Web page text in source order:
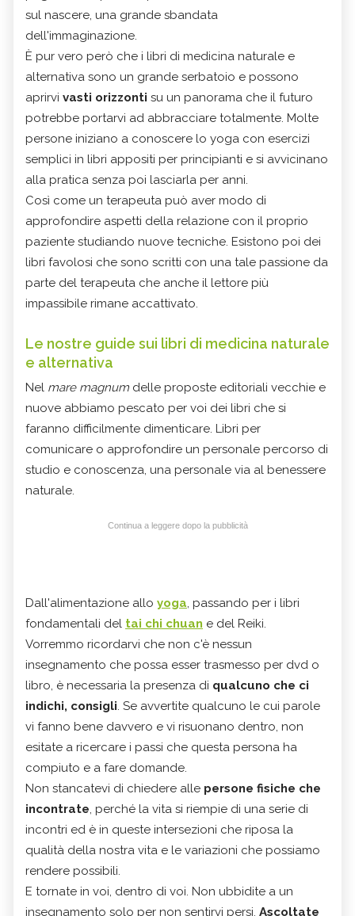
sul nascere, una grande sbandata
dell'immaginazione.
È pur vero però che i libri di medicina naturale e
alternativa sono un grande serbatoio e possono
aprirvi vasti orizzonti su un panorama che il futuro
potrebbe portarvi ad abbracciare totalmente. Molte
persone iniziano a conoscere lo yoga con esercizi
semplici in libri appositi per principianti e si avvicinano
alla pratica senza poi lasciarla per anni.
Così come un terapeuta può aver modo di
approfondire aspetti della relazione con il proprio
paziente studiando nuove tecniche. Esistono poi dei
libri favolosi che sono scritti con una tale passione da
parte del terapeuta che anche il lettore più
impassibile rimane accattivato.
Le nostre guide sui libri di medicina naturale
e alternativa
Nel mare magnum delle proposte editoriali vecchie e
nuove abbiamo pescato per voi dei libri che si
faranno difficilmente dimenticare. Libri per
comunicare o approfondire un personale percorso di
studio e conoscenza, una personale via al benessere
naturale.
Continua a leggere dopo la pubblicità
Dall'alimentazione allo yoga, passando per i libri
fondamentali del tai chi chuan e del Reiki.
Vorremmo ricordarvi che non c'è nessun
insegnamento che possa esser trasmesso per dvd o
libro, è necessaria la presenza di qualcuno che ci
indichi, consigli. Se avvertite qualcuno le cui parole
vi fanno bene davvero e vi risuonano dentro, non
esitate a ricercare i passi che questa persona ha
compiuto e a fare domande.
Non stancatevi di chiedere alle persone fisiche che
incontrate, perché la vita si riempie di una serie di
incontri ed è in queste intersezioni che riposa la
qualità della nostra vita e le variazioni che possiamo
rendere possibili.
E tornate in voi, dentro di voi. Non ubbidite a un
insegnamento solo per non sentirvi persi. Ascoltate